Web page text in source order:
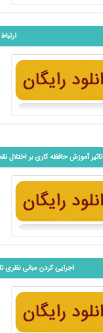
تاثیر آموزش حافظه کاری بر
اجرایی کردن مبانی